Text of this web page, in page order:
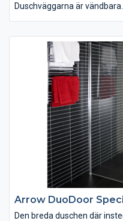
Duschväggarna är
Arrow DuoDoor
Den breda duschen där